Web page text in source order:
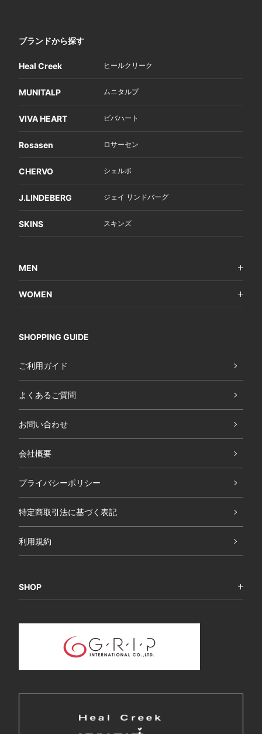
ブランドから探す
Heal Creek ヒールクリーク
MUNITALP ムニタルプ
VIVA HEART ビバハート
Rosasen ロサーセン
CHERVO シェルボ
J.LINDEBERG ジェイ リンドバーグ
SKINS スキンズ
MEN
WOMEN
SHOPPING GUIDE
ご利用ガイド
よくあるご質問
お問い合わせ
会社概要
プライバシーポリシー
特定商取引法に基づく表記
利用規約
SHOP